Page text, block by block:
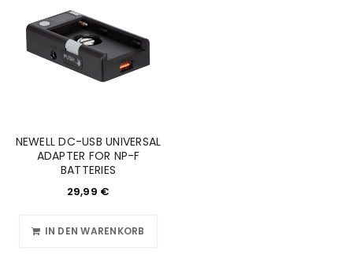
NEWELL DC-USB UNIVERSAL
ADAPTER FOR NP-F
BATTERIES
29,99 €
IN DEN WARENKORB